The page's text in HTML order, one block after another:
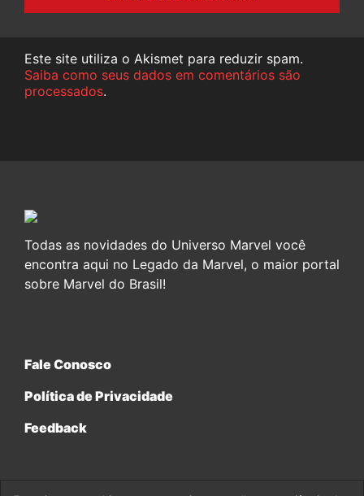
Este site utiliza o Akismet para reduzir spam.
Saiba como seus dados em comentários são
processados.
Todas as novidades do Universo Marvel você
encontra aqui no Legado da Marvel, o maior portal
sobre Marvel do Brasil!
Fale Conosco
Política de Privacidade
Feedback